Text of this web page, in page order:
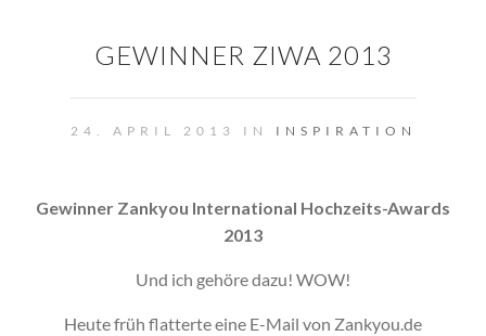
GEWINNER ZIWA 2013
24. APRIL 2013 IN INSPIRATION
Gewinner Zankyou​ International Hochz​eits-Awards
2013​
Und ich gehöre dazu! WOW!
Heute früh flatterte eine E-Mail von Zankyou.de